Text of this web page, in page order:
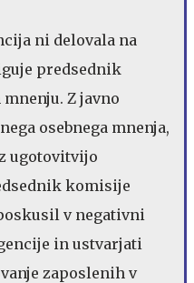
ni delovala na
predsednik
mnenju. Z javno
osebnega mnenja,
ugotovitvijo
komisije
v negativni
in ustvarjati
zaposlenih v